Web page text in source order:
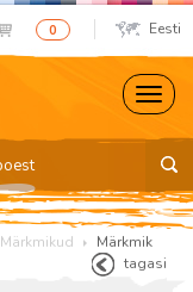
0 Eesti
Märkmikud
Märkmik
tagasi